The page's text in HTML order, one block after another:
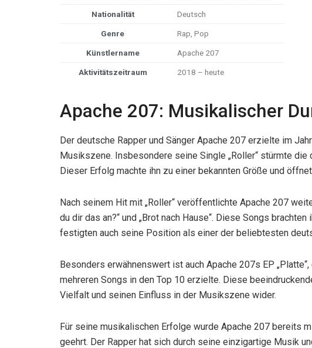
Nationalität Deutsch
Genre Rap, Pop
Künstlername Apache 207
Aktivitätszeitraum 2018 – heute
Apache 207: Musikalischer
Der deutsche Rapper und Sänger Apache 207 erzielte im
Musikszene. Insbesondere seine Single „Roller“ stürmte
Dieser Erfolg machte ihn zu einer bekannten Größe und
Nach seinem Hit mit „Roller“ veröffentlichte Apache 207
du dir das an?“ und „Brot nach Hause“. Diese Songs
festigten auch seine Position als einer der beliebtesten
Besonders erwähnenswert ist auch Apache 207s EP
mehreren Songs in den Top 10 erzielte. Diese
Vielfalt und seinen Einfluss in der Musikszene wider.
Für seine musikalischen Erfolge wurde Apache 207 bereits
geehrt. Der Rapper hat sich durch seine einzigartige Musik